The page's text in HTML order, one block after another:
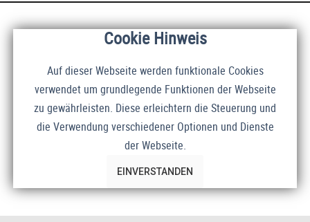
Cookie Hinweis
Auf dieser Webseite werden funktionale Cookies
verwendet um grundlegende Funktionen der Webseite
zu gewährleisten. Diese erleichtern die Steuerung und
die Verwendung verschiedener Optionen und Dienste
der Webseite.
EINVERSTANDEN